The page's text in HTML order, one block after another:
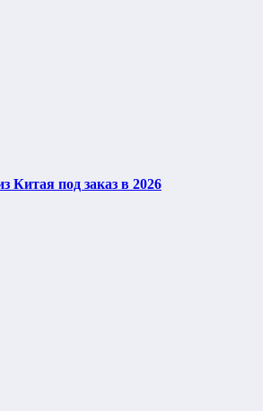
Китая под заказ в 2026